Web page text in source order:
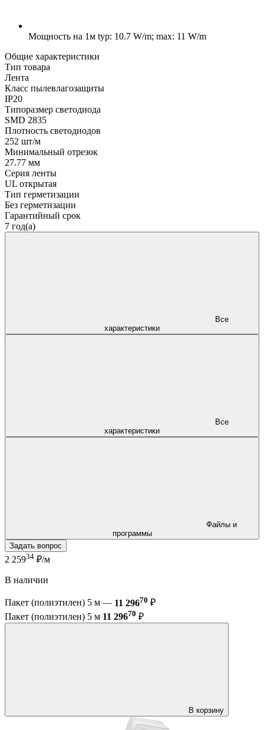
Мощность на 1м typ: 10.7 W/m; max: 11 W/m
Общие характеристики
Тип товара
Лента
Класс пылевлагозащиты
IP20
Типоразмер светодиода
SMD 2835
Плотность светодиодов
252 шт/м
Минимальный отрезок
27.77 мм
Серия ленты
UL открытая
Тип герметизации
Без герметизации
Гарантийный срок
7 год(а)
характеристики
характеристики
программы
Задать вопрос
2 25934 ₽/м
В наличии
Пакет (полиэтилен) 5 м — 11 29670 ₽
Пакет (полиэтилен) 5 м 11 29670 ₽
В корзину